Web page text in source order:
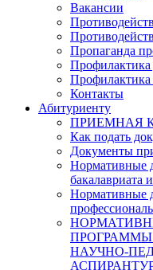
Вакансии
Пропаганда
Профилактика
Контакты
Абитуриенту
ПРИЕМНАЯ
Как подать
Документы
Нормативные
бакалавриата
Нормативные
НАУЧНО-